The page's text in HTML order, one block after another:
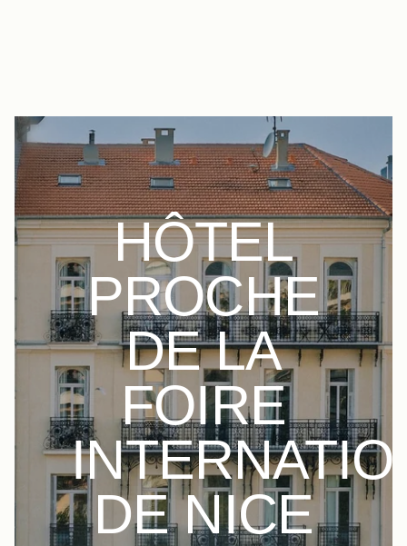
HÔTEL
PROCHE
DE LA
FOIRE
DE NICE